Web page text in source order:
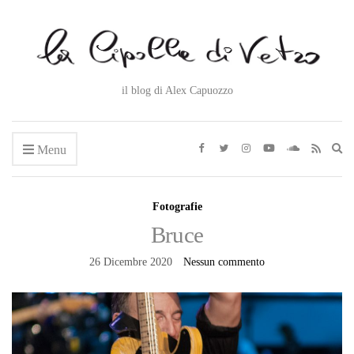
il blog di Alex Capuozzo
Menu
Fotografie
Bruce
26 Dicembre 2020 Nessun commento